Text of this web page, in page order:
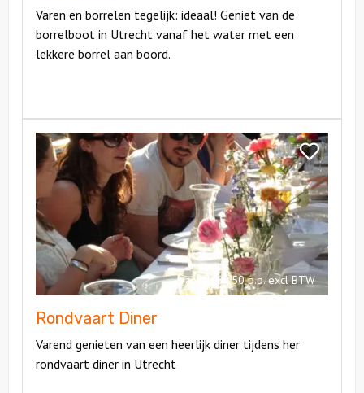
Varen en borrelen tegelijk: ideaal! Geniet van de
borrelboot in Utrecht vanaf het water met een
lekkere borrel aan boord.
Bekijk
Rondvaart
Diner
vanaf €69,50 p.p. excl BTW
Rondvaart Diner
Varend genieten van een heerlijk diner tijdens her
rondvaart diner in Utrecht
Bekijk
Rondvaart
Diner